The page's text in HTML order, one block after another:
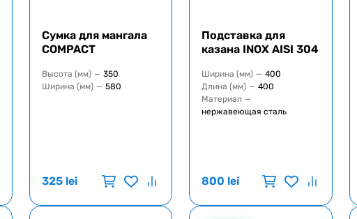
Сумка для мангала
COMPACT
Высота (мм) — 350
Ширина (мм) — 580
325 lei
Подставка для
казана INOX AISI 304
Ширина (мм) — 400
Длина (мм) — 400
Материал —
нержавеющая сталь
800 lei